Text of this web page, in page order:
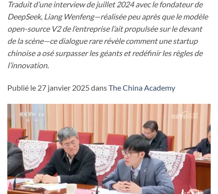
Traduit d’une interview de juillet 2024 avec le fondateur de
DeepSeek, Liang Wenfeng—réalisée peu après que le modèle
open-source V2 de l’entreprise l’ait propulsée sur le devant
de la scène—ce dialogue rare révèle comment une startup
chinoise a osé surpasser les géants et redéfinir les règles de
l’innovation.
Publié le 27 janvier 2025 dansThe China Academy